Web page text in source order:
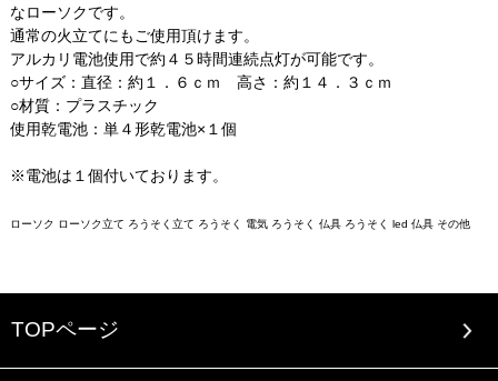
なローソクです。
通常の火立てにもご使用頂けます。
アルカリ電池使用で約４５時間連続点灯が可能です。
○サイズ：直径：約１．６ｃｍ 高さ：約１４．３ｃｍ
○材質：プラスチック
使用乾電池：単４形乾電池×１個
※電池は１個付いております。
ローソク ローソク立て ろうそく立て ろうそく 電気 ろうそく 仏具 ろうそく led 仏具 その他
TOPページ